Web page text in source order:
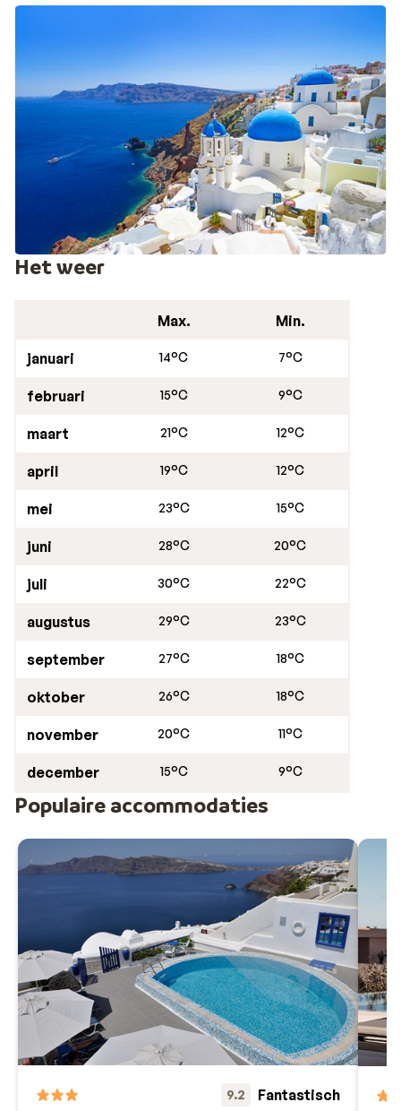
Het weer
Max. Min.
januari 14°C 7°C
februari 15°C 9°C
maart 21°C 12°C
april 19°C 12°C
mei 23°C 15°C
juni 28°C 20°C
juli 30°C 22°C
augustus 29°C 23°C
september 27°C 18°C
oktober 26°C 18°C
november 20°C 11°C
december 15°C 9°C
Populaire accommodaties
9.2 Fantastisch